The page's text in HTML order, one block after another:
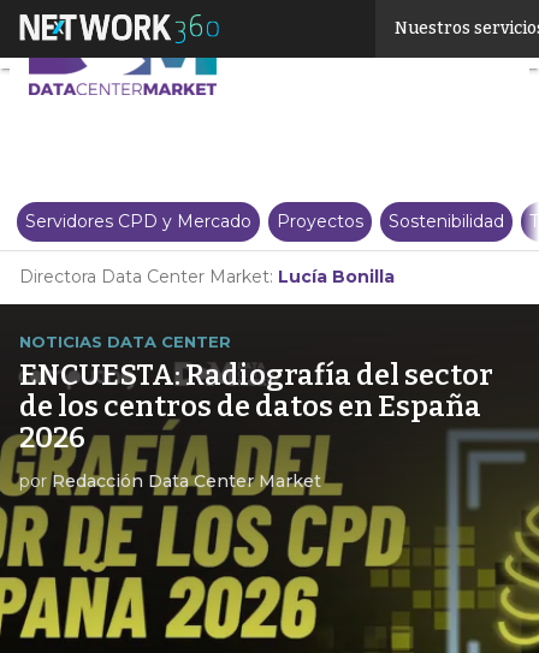
Nuestros
Servidores CPD y Mercado Proyectos Sostenibilidad
Directora Data Center Market: Lucía Bonilla
NOTICIAS DATA CENTER
ENCUESTA: Radiografía del sector
de los centros de datos en España
2026
porRedacción Data Center Market